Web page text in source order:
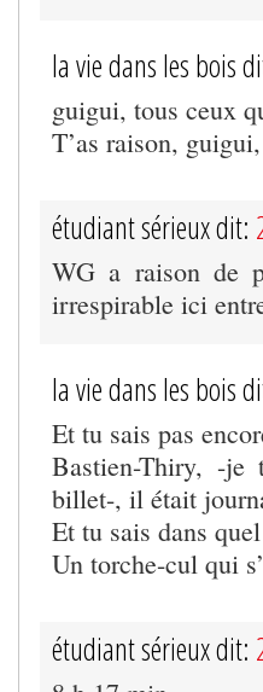
la vie dans les bois
guigui, tous ceux
T’as raison,
étudiant sérieux dit:
WG a raison de
irrespirable ici
la vie dans les bois
Et tu sais pas
Bastien-Thiry, -je
billet-, il était
Et tu sais dans
Un torche-cul qui
étudiant sérieux dit: